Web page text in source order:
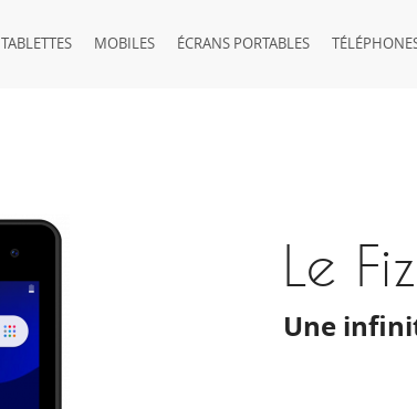
TABLETTES MOBILES ÉCRANS PORTABLES
Le
Une